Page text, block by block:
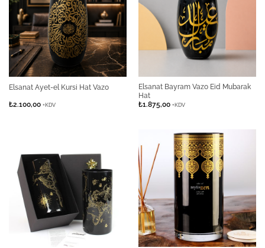
Elsanat Ayet-el Kursi Hat Vazo
₺2.100,00 +KDV
Elsanat Bayram Vazo Eid Mubarak
Hat
₺1.875,00 +KDV